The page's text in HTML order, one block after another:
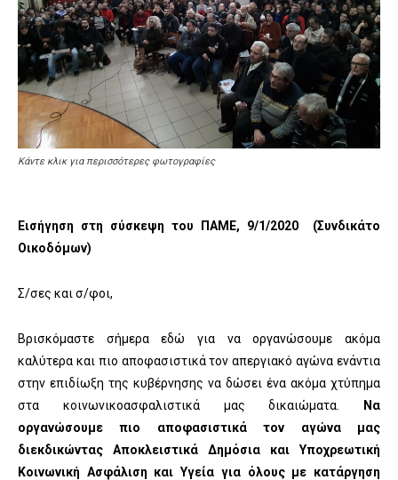
Κάντε κλικ για περισσότερες φωτογραφίες
Εισήγηση στη σύσκεψη του ΠΑΜΕ, 9/1/2020 (Συνδικάτο
Οικοδόμων)
Σ/σες και σ/φοι,
Βρισκόμαστε σήμερα εδώ για να οργανώσουμε ακόμα
καλύτερα και πιο αποφασιστικά τον απεργιακό αγώνα ενάντια
στην επιδίωξη της κυβέρνησης να δώσει ένα ακόμα χτύπημα
στα κοινωνικοασφαλιστικά μας δικαιώματα.
Να
οργανώσουμε πιο αποφασιστικά τον αγώνα μας
διεκδικώντας Αποκλειστικά Δημόσια και Υποχρεωτική
Κοινωνική Ασφάλιση και Υγεία για όλους με κατάργηση